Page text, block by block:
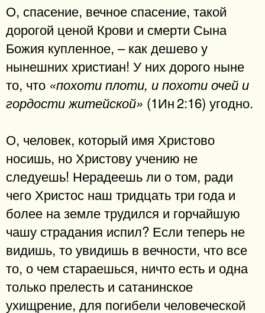
О, спасение, вечное спасение, такой
дорогой ценой Крови и смерти Сына
Божия купленное, – как дешево у
нынешних христиан! У них дорого ныне
то, что «похоти плоти, и похоти очей и
гордости житейской» (1Ин 2:16) угодно.
О, человек, который имя Христово
носишь, но Христову учению не
следуешь! Нерадеешь ли о том, ради
чего Христос наш тридцать три года и
более на земле трудился и горчайшую
чашу страдания испил? Если теперь не
видишь, то увидишь в вечности, что все
то, о чем стараешься, ничто есть и одна
только прелесть и сатанинское
ухищрение, для погибели человеческой